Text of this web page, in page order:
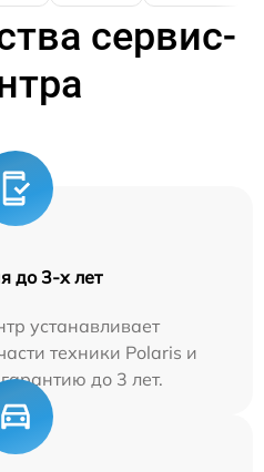
сервис-
до 3-х лет
устанавливает
техники Polaris и
до 3 лет.